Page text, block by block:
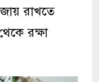
রাখতে
রক্ষা